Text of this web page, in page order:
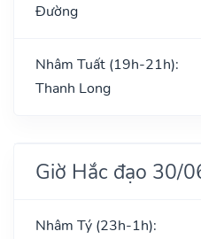
Đường
Nhâm Tuất (19h-21h):
Thanh Long
Giờ Hắc đạo 30/
Nhâm Tý (23h-1h):